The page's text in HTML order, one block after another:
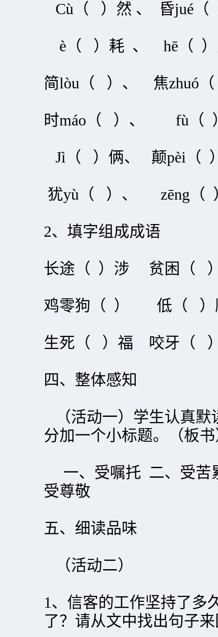
Cù（ ）然 、 昏jué（
è（ ）耗 、 hē（ ）
简lòu（ ）、 焦zhuó
时máo（ ）、 fù（
Jì（ ）俩、 颠pèi（
犹yù（ ）、 zēng（
2、填字组成成语
长途（ ）涉 贫困（
鸡零狗（ ） 低（
生死（ ）福 咬牙（
四、整体感知
（活动一）学生认真默
分加一个小标题。（板
一、受嘱托 二、受苦
受尊敬
五、细读品味
（活动二）
1、信客的工作坚持了多
了？请从文中找出句子